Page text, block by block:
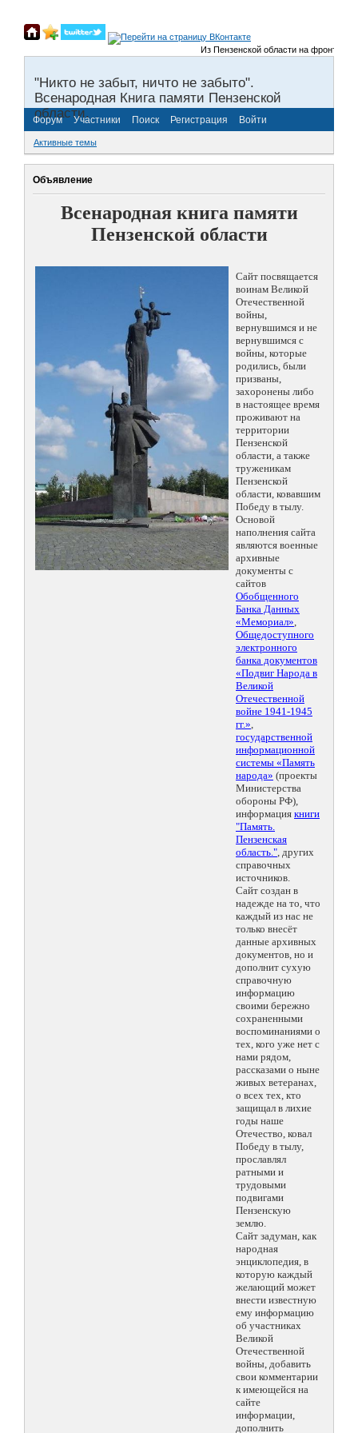
Из Пензенской области на фронты
"Никто не забыт, ничто не забыто".
Всенародная Книга памяти Пензенской
области.
Форум Участники Поиск Регистрация Войти
Активные темы
Объявление
Всенародная книга памяти
Пензенской области
Сайт посвящается
воинам Великой
Отечественной
войны,
вернувшимся и не
вернувшимся с
войны, которые
родились, были
призваны,
захоронены либо
в настоящее время
проживают на
территории
Пензенской
области, а также
труженикам
Пензенской
области, ковавшим
Победу в тылу.
Основой
наполнения сайта
являются военные
архивные
документы с
сайтов
Обобщенного
Банка Данных
«Мемориал»,
Общедоступного
электронного
банка документов
«Подвиг Народа в
Великой
Отечественной
войне 1941-1945
гг.»,
государственной
информационной
системы «Память
народа» (проекты
Министерства
обороны РФ),
информация книги
"Память.
Пензенская
область.", других
справочных
источников.
Сайт создан в
надежде на то, что
каждый из нас не
только внесёт
данные архивных
документов, но и
дополнит сухую
справочную
информацию
своими бережно
сохраненными
воспоминаниями о
тех, кого уже нет с
нами рядом,
рассказами о ныне
живых ветеранах,
о всех тех, кто
защищал в лихие
годы наше
Отечество, ковал
Победу в тылу,
прославлял
ратными и
трудовыми
подвигами
Пензенскую
землю.
Сайт задуман, как
народная
энциклопедия, в
которую каждый
желающий может
внести известную
ему информацию
об участниках
Великой
Отечественной
войны, добавить
свои комментарии
к имеющейся на
сайте
информации,
дополнить